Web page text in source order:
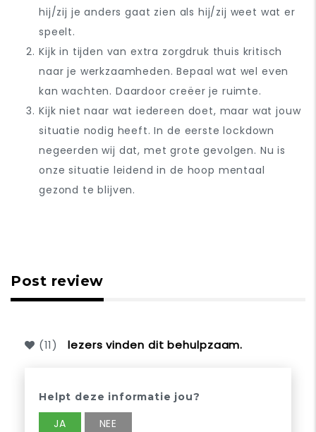
hij/zij je anders gaat zien als hij/zij weet wat er
speelt.
Kijk in tijden van extra zorgdruk thuis kritisch
naar je werkzaamheden. Bepaal wat wel even
kan wachten. Daardoor creëer je ruimte.
Kijk niet naar wat iedereen doet, maar wat jouw
situatie nodig heeft. In de eerste lockdown
negeerden wij dat, met grote gevolgen. Nu is
onze situatie leidend in de hoop mentaal
gezond te blijven.
Post review
(11) lezers vinden dit behulpzaam.
Helpt deze informatie jou?
JA NEE